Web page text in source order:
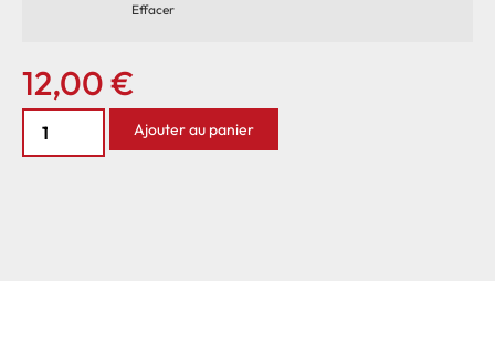
Effacer
12,00€
Ajouter au panier